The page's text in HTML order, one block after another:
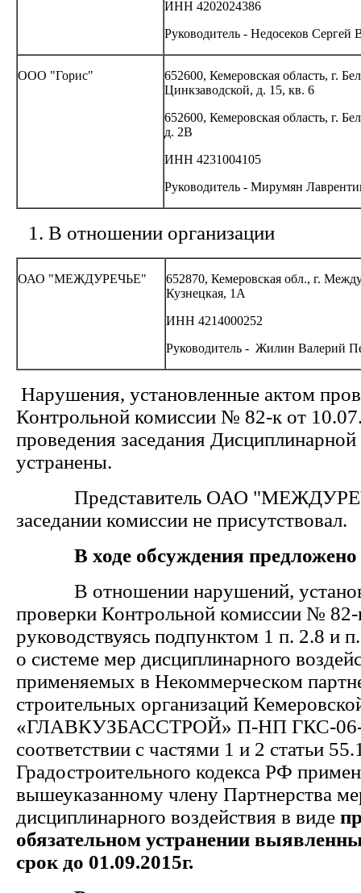
ИНН 4202024386
Руководитель - Недосеков Сергей
ООО "Горис"
652600, Кемеровская область, г.
Цинкзаводской, д. 15, кв. 6
652600, Кемеровская область, г.
д. 2В
ИНН 4231004105
Руководитель - Мирумян
В отношении организации
ОАО "МЕЖДУРЕЧЬЕ"
652870, Кемеровская обл., г.
Кузнецкая, 1А
ИНН 4214000252
Руководитель - Жилин Валерий
Нарушения, установленные актом
Контрольной комиссии № 82-к от
проведения заседания
устранены.
Представитель ОАО
заседании комиссии не присутствовал.
В ходе обсуждения
В отношении нарушений,
проверки Контрольной комиссии №
руководствуясь подпунктом 1 п. 2.8 и
о системе мер дисциплинарного
применяемых в Некоммерческом
строительных организаций
«ГЛАВКУЗБАССТРОЙ» П-НП ГКС-06-
соответствии с частями 1 и 2 статьи
Градостроительного кодекса РФ
вышеуказанному члену Партнерства
дисциплинарного воздействия в виде
обязательном устранении
срок до 01.09.2015г.